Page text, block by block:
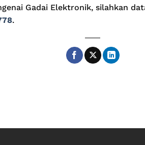
Gadai Elektronik, silahkan
.